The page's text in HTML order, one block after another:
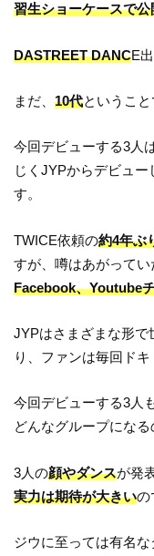
習生ショーケースで
DASTREET DANCE
まだ、10代というこ
今回デビューする3人
じくJYPからデビュー
す。
TWICE依頼の約4年ぶ
すが、噂はあがって
Facebook、Youtube
JYPはさまざまな形で
り、ファンは毎回ドキ
今回デビューする3人
どんなグループになる
3人の顔やダンスが発
実力は期待が大きいの
ジウに至っては有名